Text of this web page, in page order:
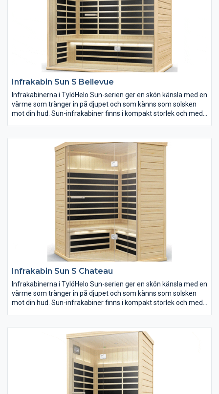
Infrakabin Sun S Bellevue
Infrakabinerna i TylöHelo Sun-serien ger en skön känsla med en
värme som tränger in på djupet och som känns som solsken
mot din hud. Sun-infrakabiner finns i kompakt storlek och med
eller budget. Sun-serien finns med sju olika planlösningar.
Infrakabin Sun S Chateau
Infrakabinerna i TylöHelo Sun-serien ger en skön känsla med en
värme som tränger in på djupet och som känns som solsken
mot din hud. Sun-infrakabiner finns i kompakt storlek och med
eller budget. Sun-serien finns med sju olika planlösningar.